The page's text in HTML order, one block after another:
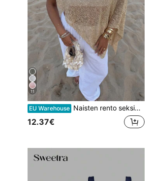
11
EU Warehouse Naisten rento seksikäs kiiltävä kevyt yksivärinen ontto neulottu peittopaita, lepakkohihat, epäsymmetrinen helma, viittatyylinen peittopaita, kesäloma, ranta, musiikkifestivaali, maaseutuloma, rento katu- ja treffiasu, lomakohdevaatteet
12.37€